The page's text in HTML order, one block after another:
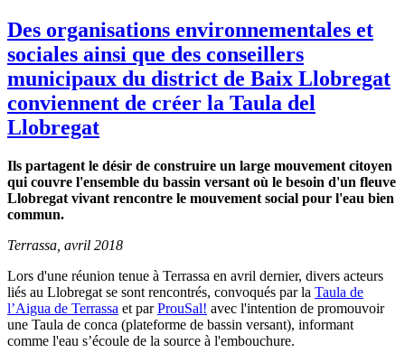
Des organisations environnementales et
sociales ainsi que des conseillers
municipaux du district de Baix Llobregat
conviennent de créer la Taula del
Llobregat
Ils partagent le désir de construire un large mouvement citoyen
qui couvre l'ensemble du bassin versant où le besoin d'un fleuve
Llobregat vivant rencontre le mouvement social pour l'eau bien
commun.
Terrassa, avril 2018
Lors d'une réunion tenue à Terrassa en avril dernier, divers acteurs
liés au Llobregat se sont rencontrés, convoqués par la Taula de
l’Aigua de Terrassa et parProuSal! avec l'intention de promouvoir
une Taula de conca (plateforme de bassin versant), informant
comme l'eau s’écoule de la source à l'embouchure.